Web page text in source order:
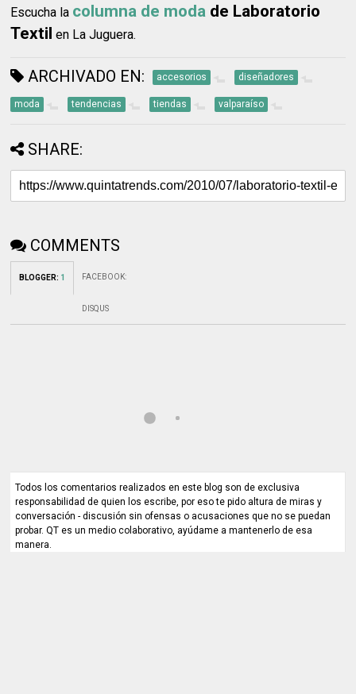
Escucha la columna de moda de Laboratorio
Textil en La Juguera.
ARCHIVADO EN: accesorios diseñadores
moda tendencias tiendas valparaíso
SHARE:
COMMENTS
BLOGGER: 1 FACEBOOK:
DISQUS
Todos los comentarios realizados en este blog son de exclusiva
responsabilidad de quien los escribe, por eso te pido altura de miras y
conversación - discusión sin ofensas o acusaciones que no se puedan
probar. QT es un medio colaborativo, ayúdame a mantenerlo de esa
manera.